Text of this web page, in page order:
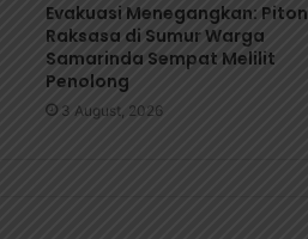
Evakuasi Menegangkan: Piton
Raksasa di Sumur Warga
Samarinda Sempat Melilit
Penolong
3 August, 2026